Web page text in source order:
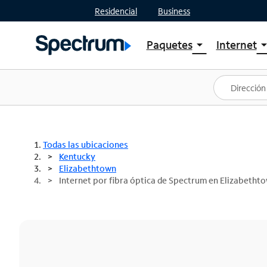
Residencial Business
Paquetesarrow_drop_down
Ver paquetes
Spectrum One
Mejores ofertas
Internetarrow_drop_down
Planes
Todas las ubicaciones
Kentucky
Elizabethtown
Internet por fibra óptica de Spectrum en